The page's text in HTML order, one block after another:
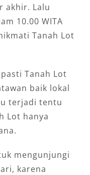
akhir. Lalu
10.00 WITA
Tanah Lot
Tanah Lot
baik lokal
terjadi tentu
Lot hanya
mengunjungi
karena